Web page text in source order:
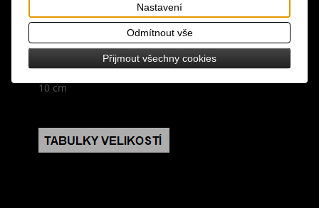
design: černá pletená unisex čepice s ohrnutým
lemem, lem je široký a pružný, dobře drží, na boku
je čepice ozdobená koženkovým štítkem
rozměry: obvod 37-54 cm, výška 21 cm, šířka lemu
10 cm
Nastavení
Odmítnout vše
Přijmout všechny cookies